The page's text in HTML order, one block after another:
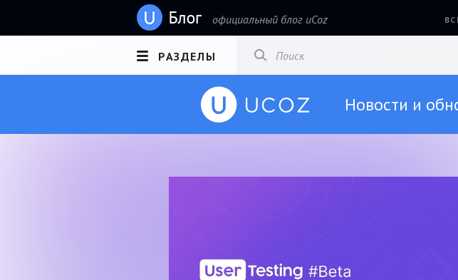
официальный блог uCoz
РАЗДЕЛЫ
Новости и